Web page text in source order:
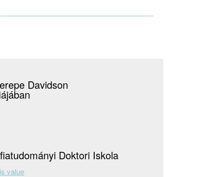
Davidson
Doktori Iskola
value